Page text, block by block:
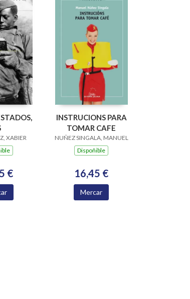
XABIER
€
INSTRUCIONS PARA
TOMAR CAFE
NUÑEZ SINGALA, MANUEL
Dispoñible
16,45 €
Mercar